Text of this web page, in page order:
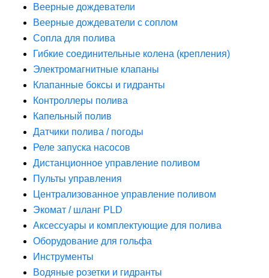
Веерные дождеватели
Веерные дождеватели с соплом
Сопла для полива
Гибкие соединительные колена (крепления)
Электромагнитные клапаны
Клапанные боксы и гидранты
Контроллеры полива
Капельный полив
Датчики полива / погоды
Реле запуска насосов
Дистанционное управление поливом
Пульты управления
Централизованное управление поливом
Экомат / шланг PLD
Аксессуары и комплектующие для полива
Оборудование для гольфа
Инструменты
Водяные розетки и гидранты